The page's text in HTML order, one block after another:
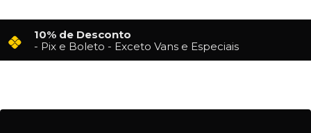
10% de Desconto
- Pix e Boleto - Exceto Vans e Especiais